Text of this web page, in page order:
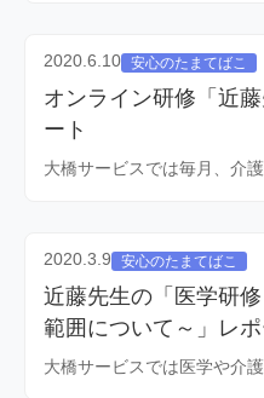
2020.6.10 安心のたまてばこ
オンライン研修「近
ート
大橋サービスでは毎月、介
2020.3.9 安心のたまてばこ
近藤先生の「医学研
範囲について～」レポ
大橋サービスでは医学や介